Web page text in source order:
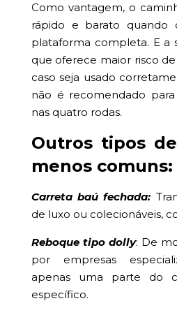
Como vantagem, o
rápido e barato quando
plataforma completa. E a
que oferece maior risco
caso seja usado
não é recomendado
nas quatro rodas.
Outros tipos
menos comuns:
Carreta baú fechada:
de luxo ou colecionáveis,
Reboque tipo dolly: De
por empresas
apenas uma parte do
específico.